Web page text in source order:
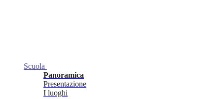
Scuola
Panoramica
Presentazione
I luoghi